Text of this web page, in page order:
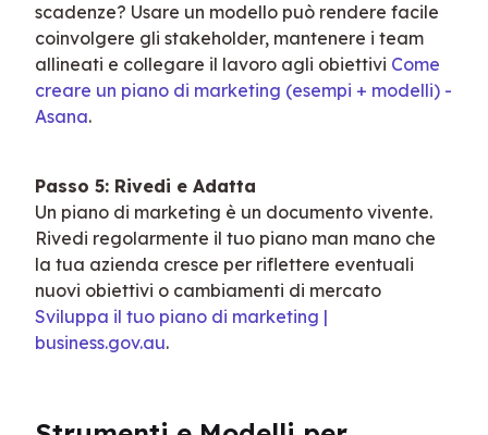
scadenze? Usare un modello può rendere facile
coinvolgere gli stakeholder, mantenere i team
allineati e collegare il lavoro agli obiettivi Come
creare un piano di marketing (esempi + modelli) -
Asana.
Passo 5: Rivedi e Adatta
Un piano di marketing è un documento vivente.
Rivedi regolarmente il tuo piano man mano che
la tua azienda cresce per riflettere eventuali
Sviluppa il tuo piano di marketing |
business.gov.au.